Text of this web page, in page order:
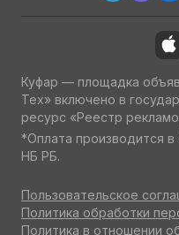
Куфар — площадка
Тех» включено в
ресурс «Реестр
*Оплата производится
НБ РБ.
Пользовательское
Политика обработки
Политика в отношении